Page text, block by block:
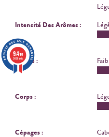
Intensité Des Arômes :
Tanins :
Corps :
Cépages :
9.4/10
3638 avis